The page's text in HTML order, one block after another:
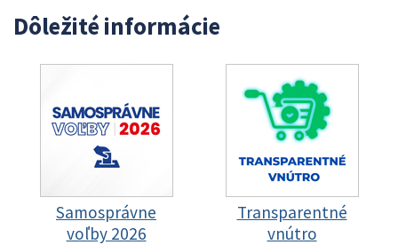
Dôležité informácie
Samosprávne
voľby 2026
Transparentné
vnútro